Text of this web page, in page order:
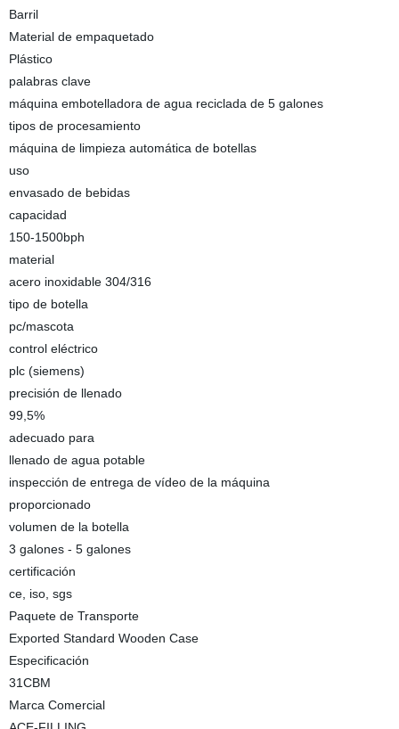
Barril
Material de empaquetado
Plástico
palabras clave
máquina embotelladora de agua reciclada de 5 galones
tipos de procesamiento
máquina de limpieza automática de botellas
uso
envasado de bebidas
capacidad
150-1500bph
material
acero inoxidable 304/316
tipo de botella
pc/mascota
control eléctrico
plc (siemens)
precisión de llenado
99,5%
adecuado para
llenado de agua potable
inspección de entrega de vídeo de la máquina
proporcionado
volumen de la botella
3 galones - 5 galones
certificación
ce, iso, sgs
Paquete de Transporte
Exported Standard Wooden Case
Especificación
31CBM
Marca Comercial